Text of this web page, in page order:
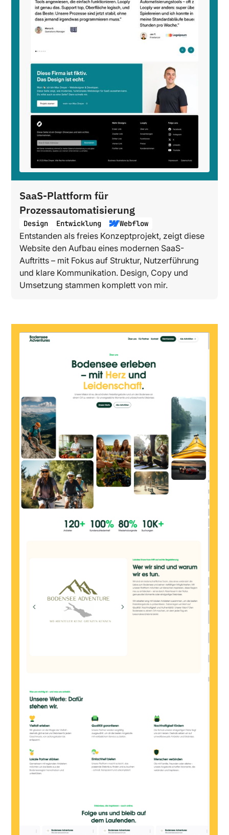
SaaS-Plattform für
Prozessautomatisierung
Design Entwicklung Webflow
Entstanden als freies Konzeptprojekt, zeigt diese
Website den Aufbau eines modernen SaaS-
Auftritts – mit Fokus auf Struktur, Nutzerführung
und klare Kommunikation. Design, Copy und
Umsetzung stammen komplett von mir.